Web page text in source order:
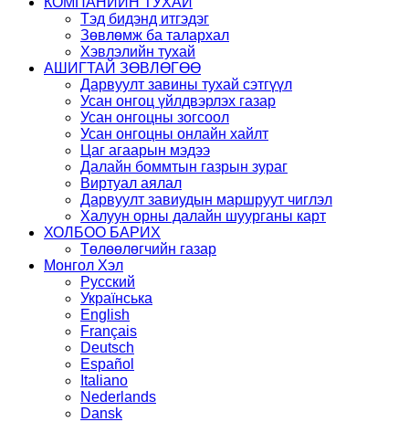
Тэд бидэнд итгэдэг
Зөвлөмж ба талархал
Хэвлэлийн тухай
АШИГТАЙ ЗӨВЛӨГӨӨ
Дарвуулт завины тухай сэтгүүл
Усан онгоц үйлдвэрлэх газар
Усан онгоцны зогсоол
Усан онгоцны онлайн хайлт
Цаг агаарын мэдээ
Далайн боммтын газрын зураг
Виртуал аялал
Дарвуулт завиудын маршруут чиглэл
Халуун орны далайн шуурганы карт
ХОЛБОО БАРИХ
Төлөөлөгчийн газар
Монгол Хэл
Русский
Українська
English
Français
Deutsch
Español
Italiano
Nederlands
Dansk